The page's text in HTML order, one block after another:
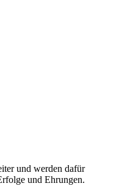
und werden dafür
und Ehrungen.